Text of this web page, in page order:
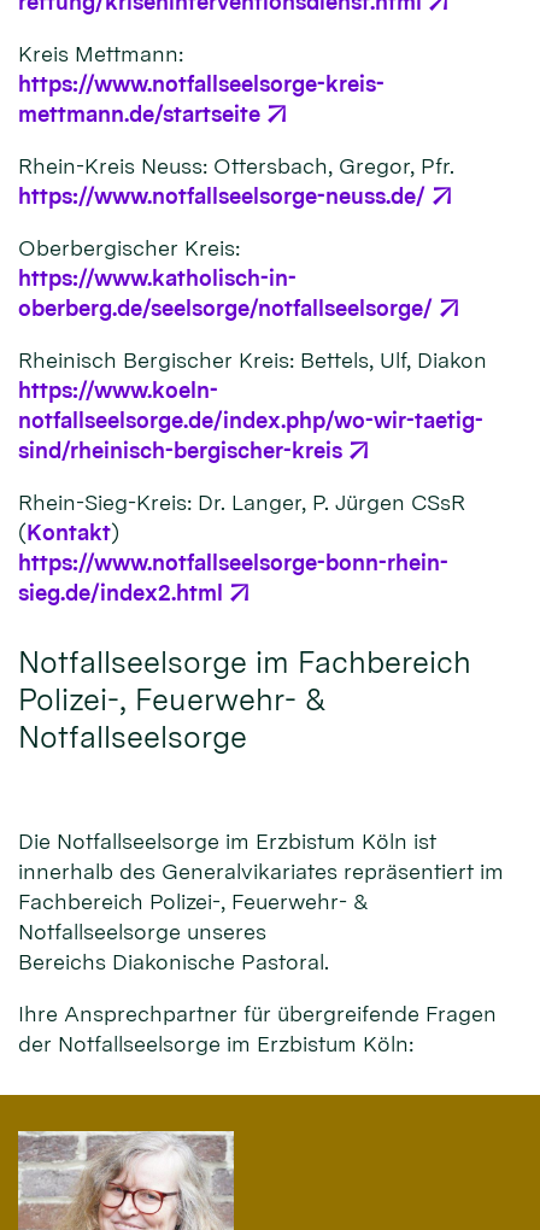
Kreis Mettmann:
https://www.notfallseelsorge-kreis-
mettmann.de/startseite
Rhein-Kreis Neuss: Ottersbach, Gregor, Pfr.
https://www.notfallseelsorge-neuss.de/
Oberbergischer Kreis:
https://www.katholisch-in-
oberberg.de/seelsorge/notfallseelsorge/
Rheinisch Bergischer Kreis: Bettels, Ulf, Diakon
https://www.koeln-
notfallseelsorge.de/index.php/wo-wir-taetig-
sind/rheinisch-bergischer-kreis
Rhein-Sieg-Kreis: Dr. Langer, P. Jürgen CSsR
(Kontakt)
https://www.notfallseelsorge-bonn-rhein-
sieg.de/index2.html
Notfallseelsorge im Fachbereich
Polizei-, Feuerwehr- &
Notfallseelsorge
Die Notfallseelsorge im Erzbistum Köln ist
innerhalb des Generalvikariates repräsentiert im
Fachbereich Polizei-, Feuerwehr- &
Notfallseelsorge unseres
Bereichs Diakonische Pastoral.
Ihre Ansprechpartner für übergreifende Fragen
der Notfallseelsorge im Erzbistum Köln: